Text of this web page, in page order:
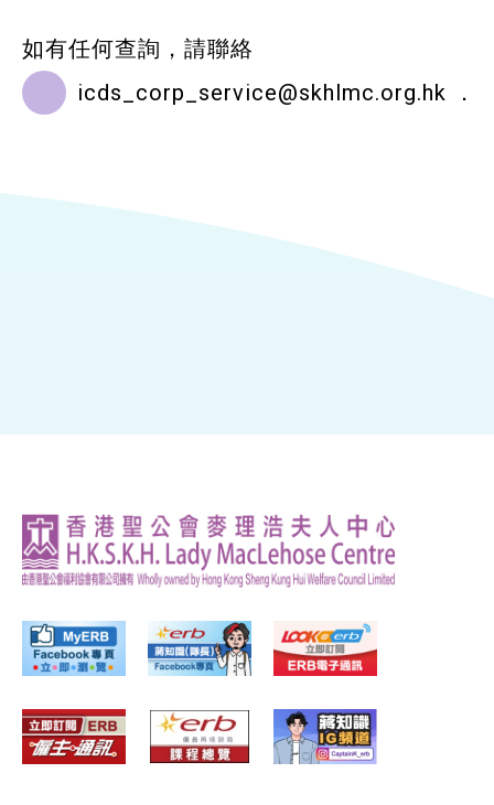
如有任何查詢，請聯絡
icds_corp_service@skhlmc.org.hk ．